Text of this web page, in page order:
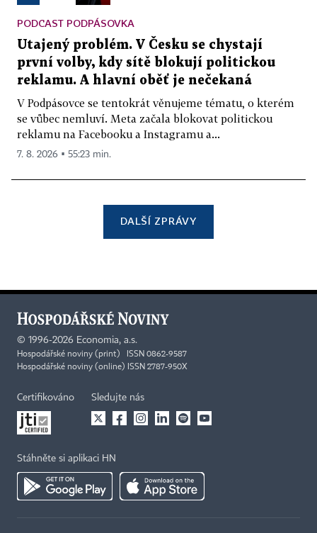
PODCAST PODPÁSOVKA
Utajený problém. V Česku se chystají
první volby, kdy sítě blokují politickou
reklamu. A hlavní oběť je nečekaná
V Podpásovce se tentokrát věnujeme tématu, o kterém
se vůbec nemluví. Meta začala blokovat politickou
reklamu na Facebooku a Instagramu a...
7. 8. 2026 ▪ 55:23 min.
DALŠÍ ZPRÁVY
© 1996-2026 Economia, a.s.
Hospodářské noviny (print) ISSN 0862-9587
Hospodářské noviny (online) ISSN 2787-950X
Certifikováno Sledujte nás
Stáhněte si aplikaci HN